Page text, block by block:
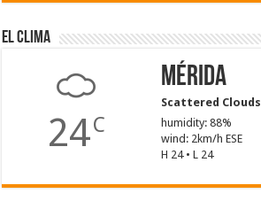
El Clima
24C
Mérida
Scattered Clouds
humidity: 88%
wind: 2km/h ESE
H 24 • L 24